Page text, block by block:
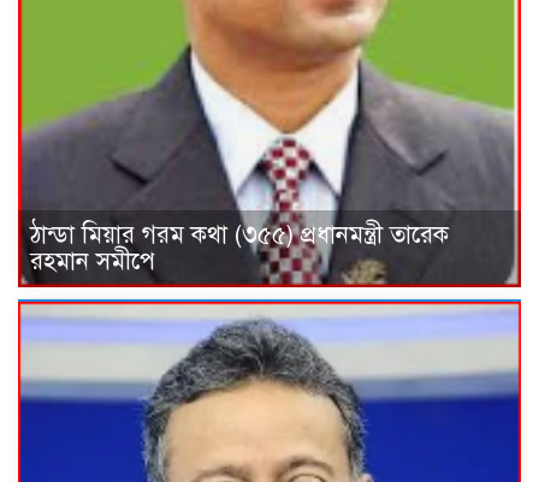
ঠান্ডা মিয়ার গরম কথা (৩৫৫) প্রধানমন্ত্রী তারেক
রহমান সমীপে